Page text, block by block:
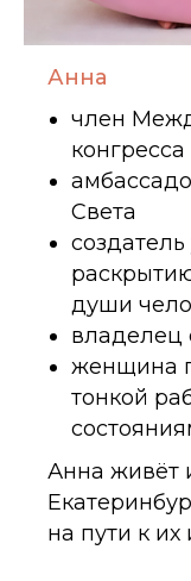
Анна
член
конгресса
Света
души
владелец
женщина
тонкой
Анна живёт
на пути к